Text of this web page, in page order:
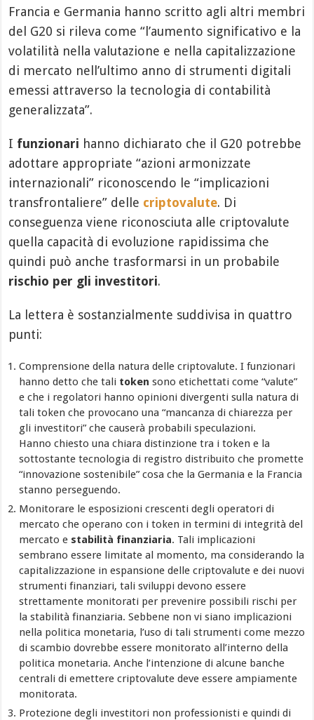
Francia e Germania hanno scritto agli altri membri
del G20 si rileva come “l’aumento significativo e la
volatilità nella valutazione e nella capitalizzazione
di mercato nell’ultimo anno di strumenti digitali
emessi attraverso la tecnologia di contabilità
generalizzata”.
I funzionari hanno dichiarato che il G20 potrebbe
adottare appropriate “azioni armonizzate
internazionali” riconoscendo le “implicazioni
transfrontaliere” delle criptovalute. Di
conseguenza viene riconosciuta alle criptovalute
quella capacità di evoluzione rapidissima che
quindi può anche trasformarsi in un probabile
rischio per gli investitori.
La lettera è sostanzialmente suddivisa in quattro
punti:
Comprensione della natura delle criptovalute. I funzionari
hanno detto che tali tokensono etichettati come “valute”
e che i regolatori hanno opinioni divergenti sulla natura di
tali token che provocano una “mancanza di chiarezza per
gli investitori” che causerà probabili speculazioni.
Hanno chiesto una chiara distinzione tra i token e la
sottostante tecnologia di registro distribuito che promette
“innovazione sostenibile” cosa che la Germania e la Francia
stanno perseguendo.
Monitorare le esposizioni crescenti degli operatori di
mercato che operano con i token in termini di integrità del
mercato e stabilità finanziaria. Tali implicazioni
sembrano essere limitate al momento, ma considerando la
capitalizzazione in espansione delle criptovalute e dei nuovi
strumenti finanziari, tali sviluppi devono essere
strettamente monitorati per prevenire possibili rischi per
la stabilità finanziaria. Sebbene non vi siano implicazioni
nella politica monetaria, l’uso di tali strumenti come mezzo
di scambio dovrebbe essere monitorato all’interno della
politica monetaria. Anche l’intenzione di alcune banche
centrali di emettere criptovalute deve essere ampiamente
monitorata.
Protezione degli investitori non professionisti e quindi di